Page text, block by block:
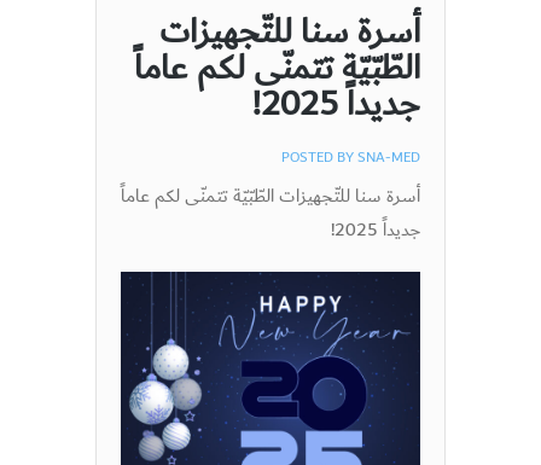
أسرة سنا للتّجهيزات
الطّبّيّة تتمنّى لكم عاماً
جديداً 2025!
POSTED BYSNA-MED
أسرة سنا للتّجهيزات الطّبّيّة تتمنّى لكم عاماً
جديداً 2025!